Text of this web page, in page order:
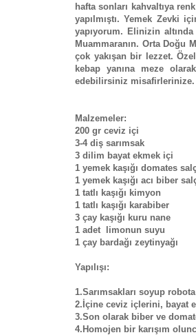
hafta sonları kahvaltıya
yapılmıştı. Yemek Zevki
yapıyorum. Elinizin
Muammaranın. Orta Doğu
çok yakışan bir lezzet.
kebap yanına meze
edebilirsiniz misafirlerinize.
Malzemeler:
200 gr ceviz içi
3-4 diş sarımsak
3 dilim bayat ekmek içi
1 yemek kaşığı domates
1 yemek kaşığı acı biber
1 tatlı kaşığı kimyon
1 tatlı kaşığı karabiber
3 çay kaşığı kuru nane
1 adet limonun suyu
1 çay bardağı zeytinyağı
Yapılışı:
1.Sarımsakları soyup robota
2.İçine ceviz içlerini, bayat
3.Son olarak biber ve
4.Homojen bir karışım